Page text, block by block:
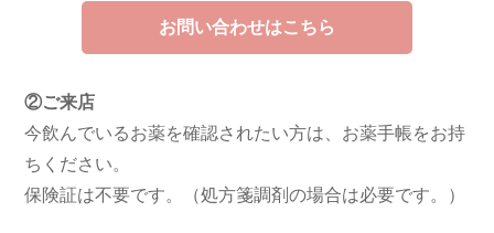
お問い合わせはこちら
②ご来店
今飲んでいるお薬を確認されたい方は、お薬手帳をお持
ちください。
保険証は不要です。（処方箋調剤の場合は必要です。）